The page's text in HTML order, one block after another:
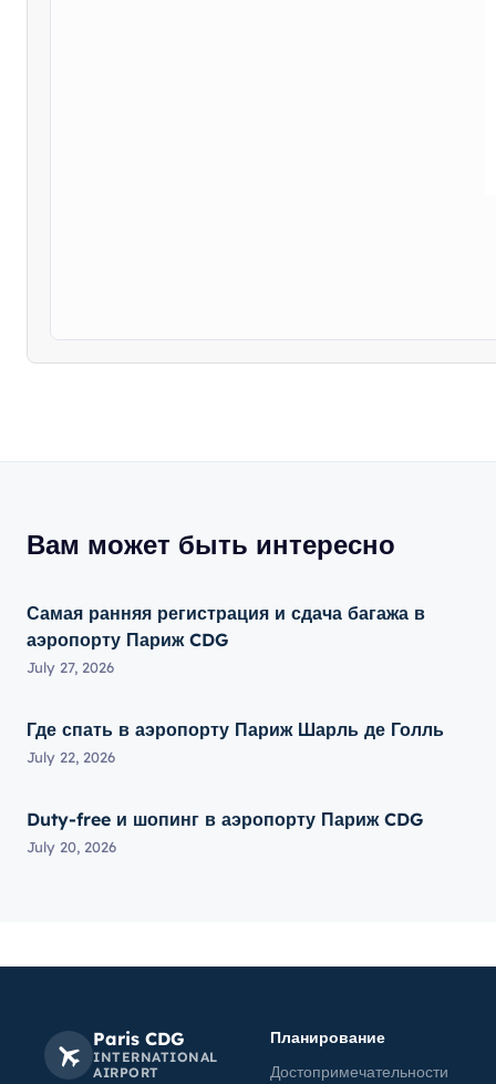
Вам может быть интересно
Самая ранняя регистрация и сдача багажа в
аэропорту Париж CDG
July 27, 2026
Где спать в аэропорту Париж Шарль де Голль
July 22, 2026
Duty-free и шопинг в аэропорту Париж CDG
July 20, 2026
Paris CDG
INTERNATIONAL
AIRPORT
Планирование
Достопримечательности